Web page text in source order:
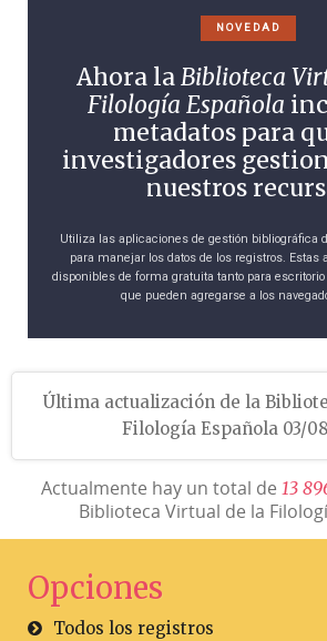
NOVEDAD
Ahora laBiblioteca
Filología Española
metadatos para
investigadores
nuestros
Utiliza las aplicaciones de gestión bibliográfica
para manejar los datos de los registros. Estas
disponibles de forma gratuita tanto para
que pueden agregarse a los
Última actualización de la
Filología Española 03/
Actualmente hay un total de 13 89
Biblioteca Virtual de la
Opciones
Todos los registros